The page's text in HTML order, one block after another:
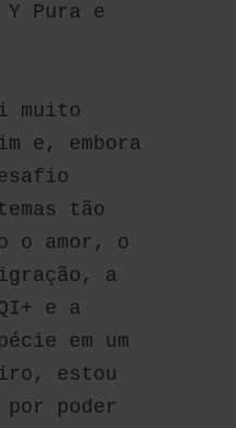
Y Pura e
muito
e, embora
tão
o amor, o
a
e a
em um
estou
por poder